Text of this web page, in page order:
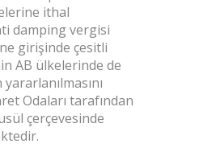
ithal
damping vergisi
girişinde çesitli
AB ülkelerinde de
Odaları tarafından
çerçevesinde